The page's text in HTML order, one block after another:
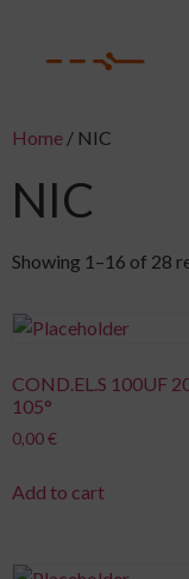
Home / NIC
NIC
Showing 1–16 of 28
COND.EL.S 100UF
105°
0,00€
Add to cart